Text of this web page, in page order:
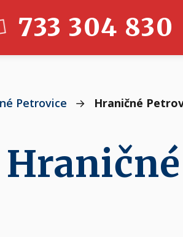
733 304 830
Petrovice → Hraničné